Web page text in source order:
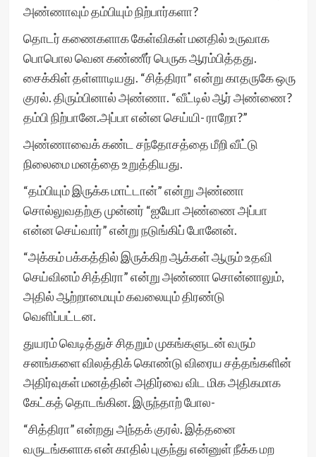
அண்ணாவும் தம்பியும் நிற்பார்களா?
தொடர் கணைகளாக கேள்விகள் மனதில் உருவாக
பொபொல வென கண்ணீர் பெருக ஆரம்பித்தது.
சைக்கிள் தள்ளாடியது. “சித்திரா” என்று காதருகே ஒரு
குரல். திரும்பினால் அண்ணா. “வீட்டில் ஆர் அண்ணை?
தம்பி நிற்பானே.அப்பா என்ன செய்யி- ராறோ?”
அண்ணாவைக் கண்ட சந்தோசத்தை மீறி வீட்டு
நிலைமை மனத்தை உறுத்தியது.
“தம்பியும் இருக்க மாட்டான்” என்று அண்ணா
சொல்லுவதற்கு முன்னர் “ஐயோ அண்ணை அப்பா
என்ன செய்வார்” என்று நடுங்கிப் போனேன்.
“அக்கம் பக்கத்தில் இருக்கிற ஆக்கள் ஆரும் உதவி
செய்வினம் சித்திரா” என்று அண்ணா சொன்னாலும்,
அதில் ஆற்றாமையும் கவலையும் திரண்டு
வெளிப்பட்டன.
துயரம் வெடித்துச் சிதறும் முகங்களுடன் வரும்
சனங்களை விலத்திக் கொண்டு விரைய சத்தங்களின்
அதிர்வுகள் மனத்தின் அதிர்வை விட மிக அதிகமாக
கேட்கத் தொடங்கின. இருந்தாற் போல-
“சித்திரா” என்றது அந்தக் குரல். இத்தனை
வருடங்களாக என் காதில் புகுந்து என்னுள் நீக்க மற